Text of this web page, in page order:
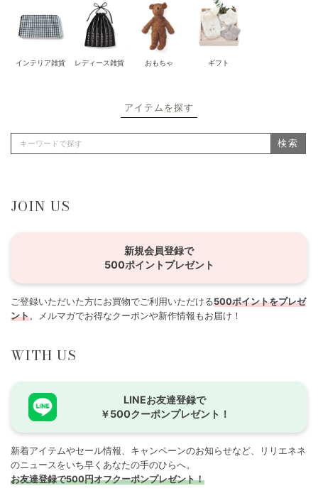
インテリア雑貨 レディース雑貨 おもちゃ ギフト
アイテムを探す
検索
JOIN US
新規会員登録で
500ポイントプレゼント
ご登録いただいた方にお買物でご利用いただける500ポイントをプレゼ
ント。メルマガでお得なクーポンや新作情報もお届け！
WITH US
LINEお友達登録で
￥500クーポンプレゼント！
新着アイテムやセール情報、キャンペーンのお知らせなど、リリエネネ
のニュースをいち早くあなたの手のひらへ。
お友達登録で500円オフクーポンプレゼント！